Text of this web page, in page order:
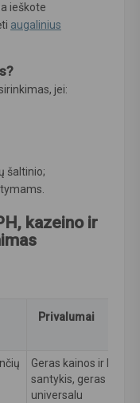
ieškote
augalinius
jei:
šaltinio;
kazeino ir
Privalumai
Geras kainos ir
santykis, geras
universalu